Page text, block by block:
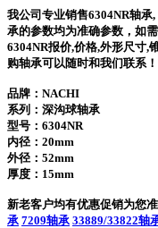
我公司专业销售6304NR轴承
承的参数均为准确参数，如
6304NR报价,价格,外形尺寸,
购轴承可以随时和我们联系！
品牌：NACHI
系列：深沟球轴承
型号： 6304NR
内径：20mm
外径：52mm
厚度：15mm
新老客户均有优惠促销为您
承 7209轴承 33889/33822轴